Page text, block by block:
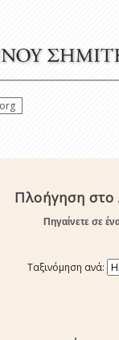
Πλοήγηση στο
Πηγαίνετε σε
Ταξινόμηση ανά: